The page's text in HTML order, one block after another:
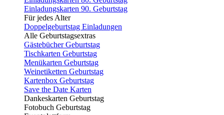
Einladungskarten 90. Geburtstag
Für jedes Alter
Doppelgeburtstag Einladungen
Alle Geburtstagsextras
Gästebücher Geburtstag
Tischkarten Geburtstag
Menükarten Geburtstag
Weinetiketten Geburtstag
Kartenbox Geburtstag
Save the Date Karten
Dankeskarten Geburtstag
Fotobuch Geburtstag